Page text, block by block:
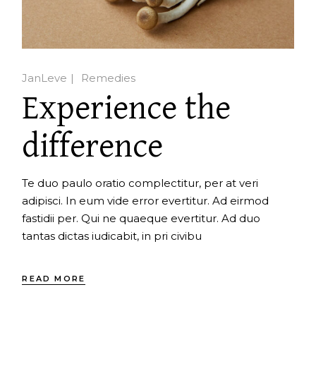
JanLeve Remedies
Experience the
difference
Te duo paulo oratio complectitur, per at veri
adipisci. In eum vide error evertitur. Ad eirmod
fastidii per. Qui ne quaeque evertitur. Ad duo
tantas dictas iudicabit, in pri civibu
READ MORE